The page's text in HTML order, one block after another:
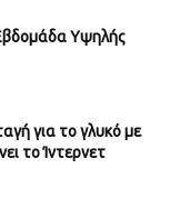
Υψηλής
για το γλυκό με
το Ίντερνετ